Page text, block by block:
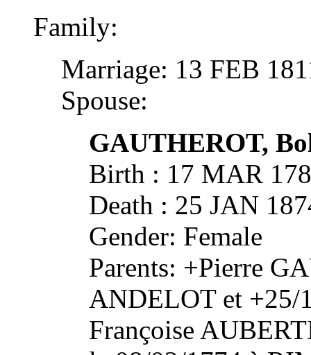
Family:
Marriage: 13 FEB
Spouse:
GAUTHEROT,
Birth : 17 MAR
Death : 25 JAN
Gender: Female
Parents: +Pierre
ANDELOT et +25/
Françoise